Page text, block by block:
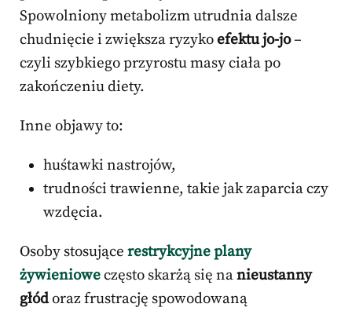
Spowolniony metabolizm utrudnia dalsze
chudnięcie i zwiększa ryzykoefektu jo-jo–
czyli szybkiego przyrostu masy ciała po
zakończeniu diety.
Inne objawy to:
huśtawki nastrojów,
trudności trawienne, takie jak zaparcia czy
wzdęcia.
Osoby stosujące restrykcyjne plany
żywienioweczęsto skarżą się nanieustanny
głódoraz frustrację spowodowaną